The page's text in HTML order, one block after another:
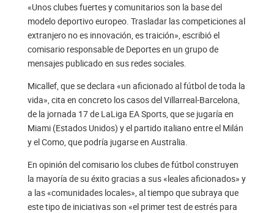
«Unos clubes fuertes y comunitarios son la base del
modelo deportivo europeo. Trasladar las competiciones al
extranjero no es innovación, es traición», escribió el
comisario responsable de Deportes en un grupo de
mensajes publicado en sus redes sociales.
Micallef, que se declara «un aficionado al fútbol de toda la
vida», cita en concreto los casos del Villarreal-Barcelona,
de la jornada 17 de LaLiga EA Sports, que se jugaría en
Miami (Estados Unidos) y el partido italiano entre el Milán
y el Como, que podría jugarse en Australia.
En opinión del comisario los clubes de fútbol construyen
la mayoría de su éxito gracias a sus «leales aficionados» y
a las «comunidades locales», al tiempo que subraya que
este tipo de iniciativas son «el primer test de estrés para